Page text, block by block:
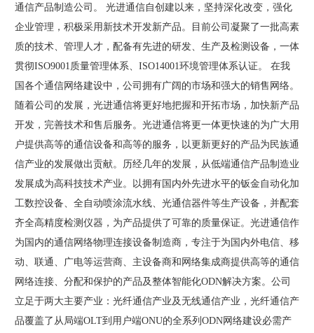
通信产品制造公司。 光进通信自创建以来，坚持深化改变，强化
企业管理，积极采用新技术开发新产品。目前公司凝聚了一批高素
质的技术、管理人才，配备有先进的研发、生产及检测设备，一体
贯彻ISO9001质量管理体系、ISO14001环境管理体系认证。 在我
国各个通信网络建设中，公司拥有广阔的市场和强大的销售网络。
随着公司的发展，光进通信将更好地把握和开拓市场，加快新产品
开发，完善技术和售后服务。光进通信将更一体更快速的为广大用
户提供高等的通信设备和高等的服务，以更新更好的产品为民族通
信产业的发展做出贡献。历经几年的发展，从低端通信产品制造业
发展成为高科技技术产业。以拥有国内外先进水平的钣金自动化加
工数控设备、全自动喷涂流水线、光通信器件等生产设备，并配套
齐全高精度检测仪器，为产品提供了可靠的质量保证。光进通信作
为国内的通信网络物理连接设备制造商，专注于为国内外电信、移
动、联通、广电等运营商、主设备商和网络集成商提供高等的通信
网络连接、分配和保护的产品及整体智能化ODN解决方案。公司
立足于两大主要产业：光纤通信产业及无线通信产业，光纤通信产
品覆盖了从局端OLT到用户端ONU的全系列ODN网络建设必需产